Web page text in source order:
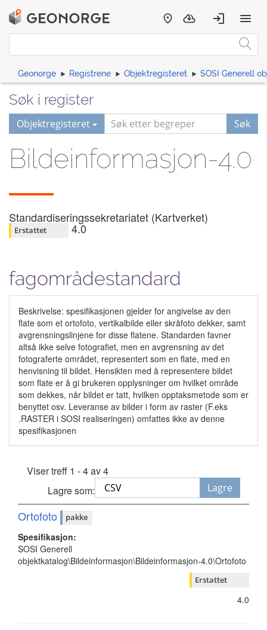
Geonorge Registrene Objektregisteret SOSI Generell
Søk i register
Objektregisteret Søk
Bildeinformasjon-4.0
Standardiseringssekretariatet (Kartverket)
Erstattet 4.0
fagområdestandard
Beskrivelse: spesifikasjonen gjelder for angivelse av den
flate som et ortofoto, vertikalbilde eller skråfoto dekker, samt
avgrensningslinjene for disse flatene. Standarden favner
altså ikke selve fotografiet, men en avgrensning av det
fotograferte området, representert som en flate, med en
henvisning til bildet. Hensikten med å representere bildet
som flate er å gi brukeren opplysninger om hvilket område
som dekkes, når bildet er tatt, hvilken opptaksmetode som er
benyttet osv. Leveranse av bilder i form av raster (F.eks
.RASTER i SOSI realiseringen) omfattes ikke av denne
spesifikasjonen
Viser treff 1 - 4 av 4
Lagre som:
Lagre
Ortofoto pakke
Spesifikasjon:
SOSI Generell
objektkatalog\Bildeinformasjon\Bildeinformasjon-4.0\Ortofoto
Erstattet
4.0